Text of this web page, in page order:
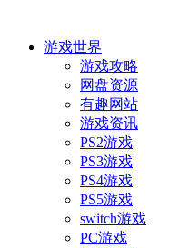
游戏世界
游戏攻略
网盘资源
有趣网站
游戏资讯
PS2游戏
PS3游戏
PS4游戏
PS5游戏
switch游戏
PC游戏